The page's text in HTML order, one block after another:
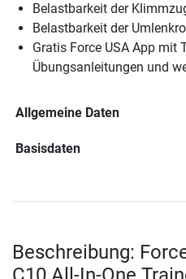
Belastbarkeit der
Belastbarkeit der
Gratis Force USA App mit
Übungsanleitungen und
Allgemeine Daten
Basisdaten
Beschreibung: